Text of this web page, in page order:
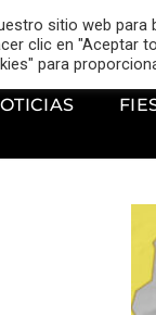
sitio web para
clic en "Aceptar
para